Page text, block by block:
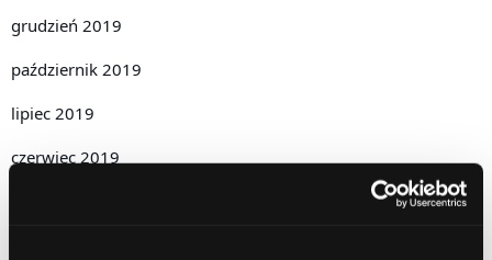
grudzień 2019
październik 2019
lipiec 2019
czerwiec 2019